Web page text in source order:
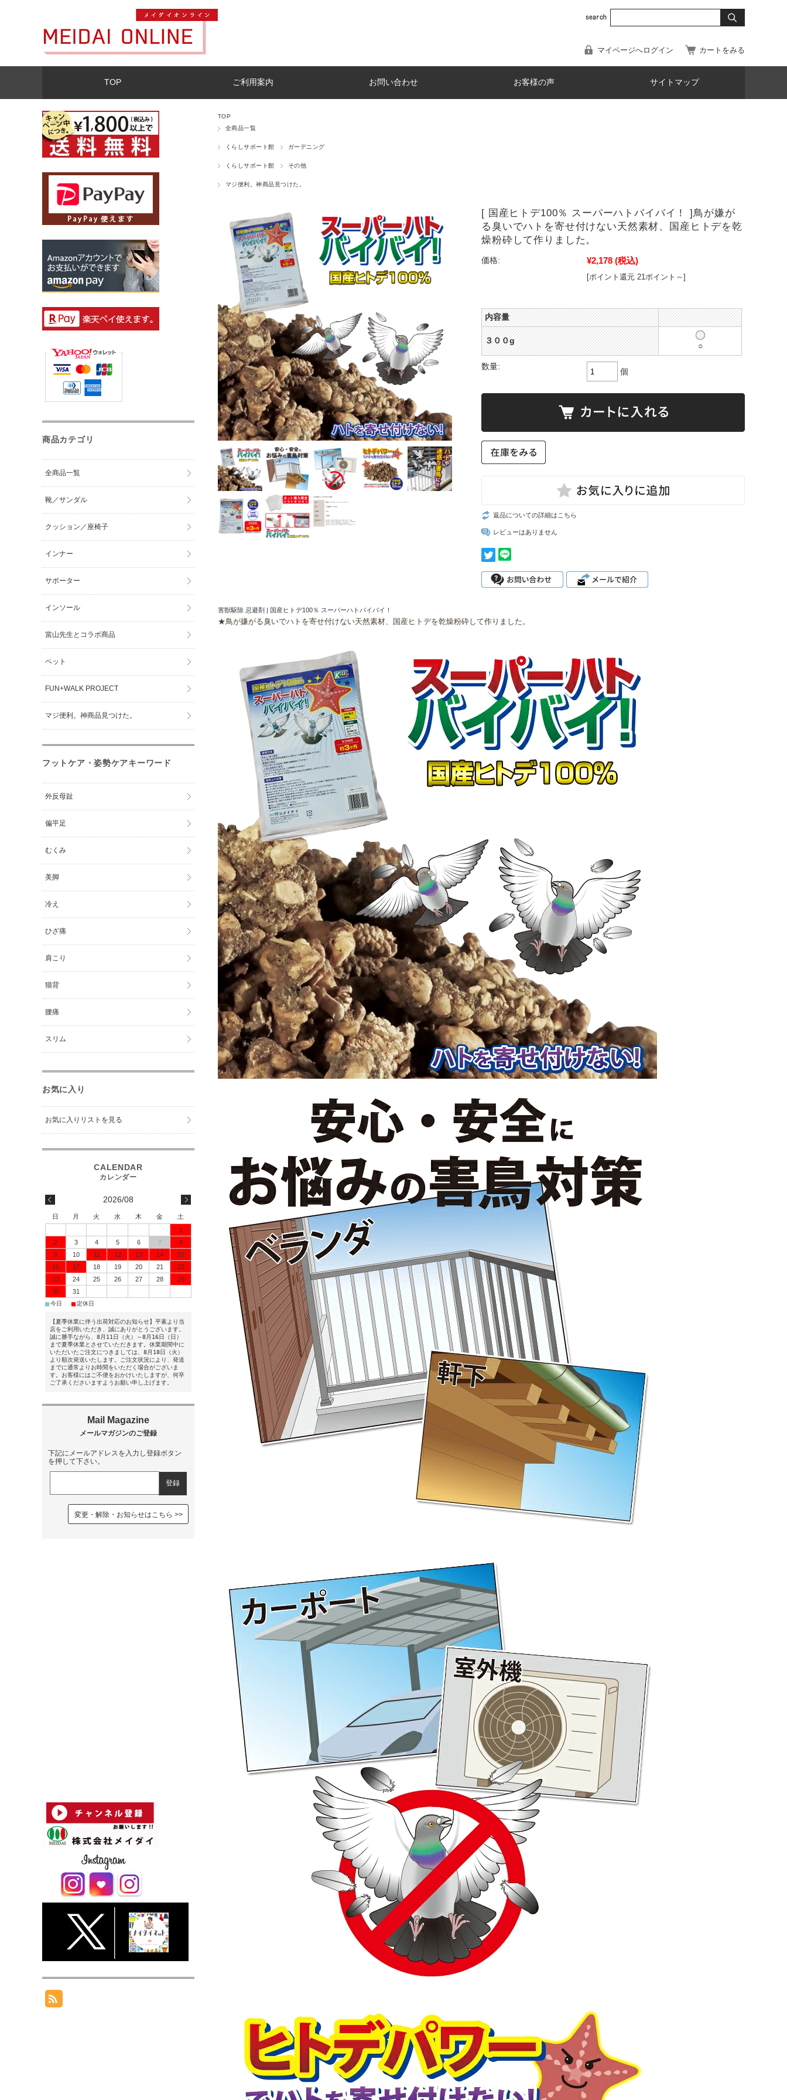
マイページへログイン カートをみる
TOP ご利用案内 お問い合わせ お客様の声 サイトマップ
TOP
全商品一覧
くらしサポート館 ガーデニング
くらしサポート館 その他
マジ便利。神商品見つけた。
[ 国産ヒトデ100％ スーパーハトバイバイ！ ]鳥が嫌が
る臭いでハトを寄せ付けない天然素材、国産ヒトデを乾
燥粉砕して作りました。
価格: ¥2,178 (税込)
[ポイント還元 21ポイント～]
内容量
３００g
○
数量:
個
返品についての詳細はこちら
レビューはありません
害獣駆除 忌避剤 | 国産ヒトデ100％ スーパーハトバイバイ！
★鳥が嫌がる臭いでハトを寄せ付けない天然素材、国産ヒトデを乾燥粉砕して作りました。
商品カテゴリ
全商品一覧
靴／サンダル
クッション／座椅子
インナー
サポーター
インソール
當山先生とコラボ商品
ペット
FUN+WALK PROJECT
マジ便利。神商品見つけた。
フットケア・姿勢ケアキーワード
外反母趾
偏平足
むくみ
美脚
冷え
ひざ痛
肩こり
猫背
腰痛
スリム
お気に入り
お気に入りリストを見る
2026/08
日 月 火 水 木 金
土
1
2
3 4 5 6 7
8
9
10 11 12 13 14
15
16
17 18 19 20 21
22
23
24 25 26 27 28
29
30
31
■今日 ■定休日
【夏季休業に伴う出荷対応のお知らせ】平素より当
店をご利用いただき、誠にありがとうございます。
誠に勝手ながら、8月11日（火）～8月16日（日）
まで夏季休業とさせていただきます。休業期間中に
いただいたご注文につきましては、8月18日（火）
より順次発送いたします。ご注文状況により、発送
までに通常よりお時間をいただく場合がございま
す。お客様にはご不便をおかけいたしますが、何卒
ご了承くださいますようお願い申し上げます。
下記にメールアドレスを入力し登録ボタン
を押して下さい。
変更・解除・お知らせはこちら